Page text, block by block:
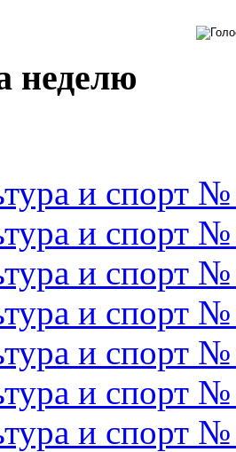
неделю
и спорт
и спорт
и спорт
и спорт
и спорт
и спорт
и спорт